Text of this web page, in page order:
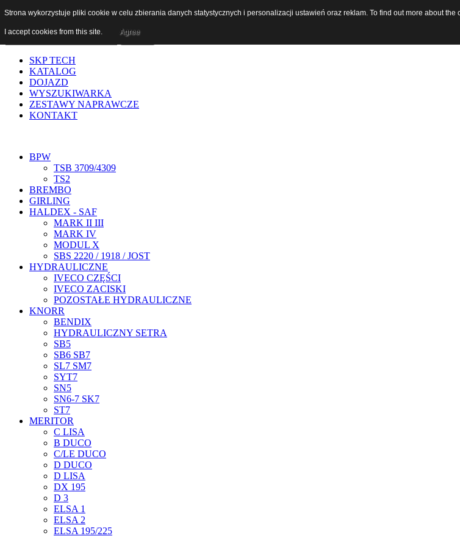
Szukaj...
SKP TECH
KATALOG
DOJAZD
WYSZUKIWARKA
ZESTAWY NAPRAWCZE
KONTAKT
BPW
TSB 3709/4309
TS2
BREMBO
GIRLING
HALDEX - SAF
MARK II III
MARK IV
MODUL X
SBS 2220 / 1918 / JOST
HYDRAULICZNE
IVECO CZĘŚCI
IVECO ZACISKI
POZOSTAŁE HYDRAULICZNE
KNORR
BENDIX
HYDRAULICZNY SETRA
SB5
SB6 SB7
SL7 SM7
SYT7
SN5
SN6-7 SK7
ST7
MERITOR
C LISA
B DUCO
C/LE DUCO
D DUCO
D LISA
DX 195
D 3
ELSA 1
ELSA 2
ELSA 195/225
Strona wykorzystuje pliki cookie w celu zbierania danych statystycznych i personalizacji ustawień oraz reklam. To find out more about
I accept cookies from this site. Agree